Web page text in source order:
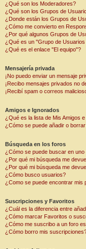
¿Qué son los Moderadores?
¿Qué son los Grupos de
¿Donde están los Grupos de
¿Cómo me convierto en
¿Por qué algunos Grupos de
¿Qué es un "Grupo de
¿Qué es el enlace "El equipo"?
Mensajería privada
¡No puedo enviar un mensaje
¡Recibo mensajes privados no
¡Recibí spam o correos
Amigos e Ignorados
¿Qué es la lista de Mis Amigos
¿Cómo se puede añadir o
Búsqueda en los foros
¿Cómo se puede buscar en
¿Por qué mi búsqueda me
¿Por qué mi búsqueda me
¿Cómo busco usuarios?
¿Como se puede encontrar mis
Suscripciones y Favoritos
¿Cuál es la diferencia entre
¿Cómo marcar Favoritos o
¿Cómo me suscribo a un foro
¿Cómo borro mis